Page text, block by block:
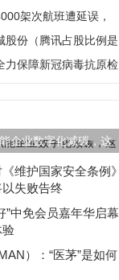
架次航班遭延误，
取消
股份（腾讯占股比例是
力保障新冠病毒抗原检
企业数字化减碳，这
维护国家安全条例》
失败告终
”中免会员嘉年华启幕
）：“医茅”是如何